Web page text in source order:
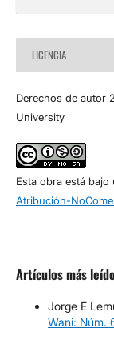
LICENCIA
Derechos de autor
University
Esta obra está
Atribución-
Artículos más
Jorge E
Wani: Núm.